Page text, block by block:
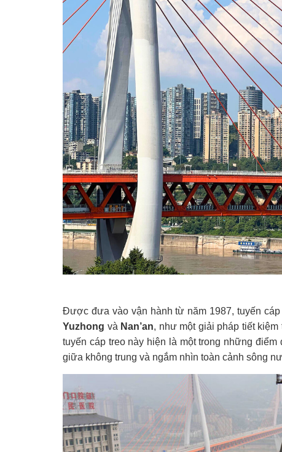
Được đưa vào vận hành từ năm 1987, tuyến
Yuzhong và Nan’an, như một giải pháp tiết
tuyến cáp treo này hiện là một trong những
giữa không trung và ngắm nhìn toàn cảnh sông